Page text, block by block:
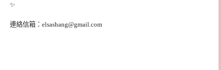
✨
連絡信箱： elsashang@gmail.com